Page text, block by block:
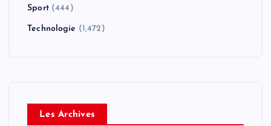
Sport(444)
Technologie (1,472)
Les Archives